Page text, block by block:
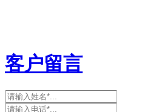
客户留言